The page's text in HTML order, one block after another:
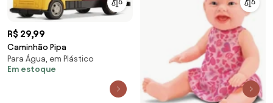
R$ 29,99
Caminhão Pipa
Para Água, em Plástico
Em estoque